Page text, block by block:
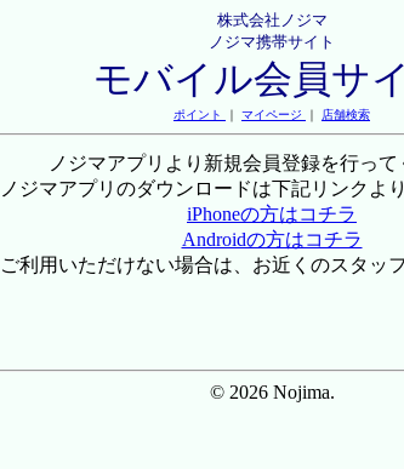
株式会社ノジマ
ノジマ携帯サイト
モバイル会員サ
ポイント ｜ マイページ ｜ 店舗検索
ノジマアプリより新規会員登録を行って
ノジマアプリのダウンロードは下記リンクよ
iPhoneの方はコチラ
Androidの方はコチラ
利用いただけない場合は、お近くのスタッ
© 2026 Nojima.